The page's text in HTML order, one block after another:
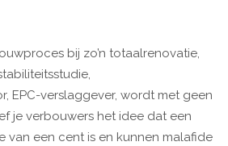
bij zo’n totaalrenovatie,
EPC-verslaggever, wordt met geen
je verbouwers het idee dat een
van een cent is en kunnen malafide